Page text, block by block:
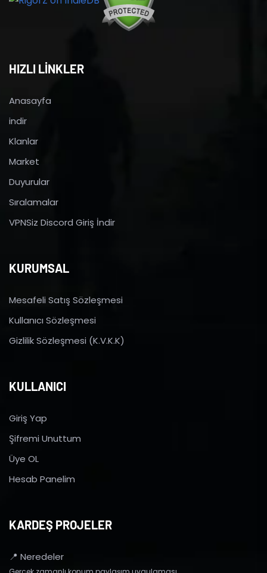
HIZLI LİNKLER
Anasayfa
indir
Klanlar
Market
Duyurular
Sıralamalar
VPNSiz Discord Giriş İndir
KURUMSAL
Mesafeli Satış Sözleşmesi
Kullanıcı Sözleşmesi
Gizlilik Sözleşmesi (K.V.K.K)
KULLANICI
Giriş Yap
Şifremi Unuttum
Üye OL
Hesab Panelim
KARDEŞ PROJELER
📍 Neredeler